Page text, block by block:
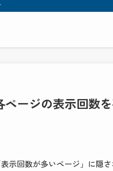
ージの表示回数
示回数が多いページ」に隠